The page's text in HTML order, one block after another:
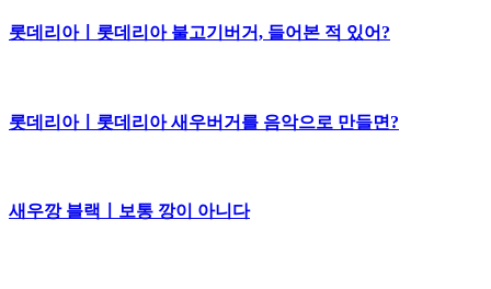
롯데리아ㅣ롯데리아 불고기버거, 들어본 적 있어?
롯데리아ㅣ롯데리아 새우버거를 음악으로 만들면?
새우깡 블랙ㅣ보통 깡이 아니다